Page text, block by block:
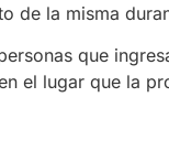
de la misma
que
el lugar que la